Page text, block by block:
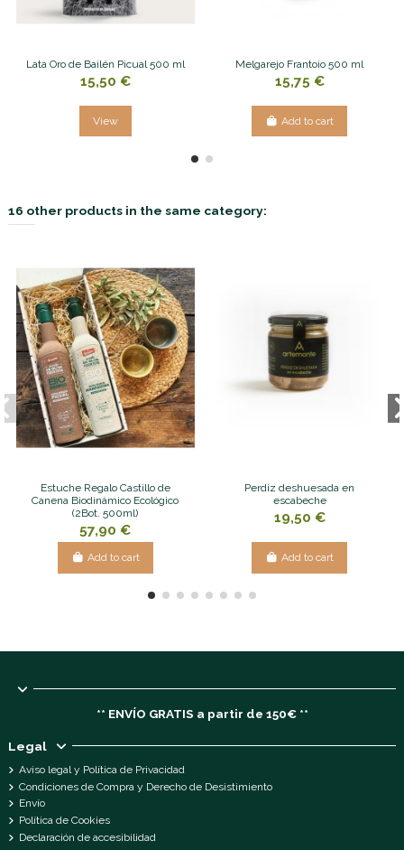
Lata Oro de Bailén Picual 500 ml
15,50 €
View
Melgarejo Frantoio 500 ml
15,75 €
Add to cart
16 other products in the same category:
Estuche Regalo Castillo de
Canena Biodinámico Ecológico
(2Bot. 500ml)
57,90 €
Add to cart
Perdiz deshuesada en
escabeche
19,50 €
Add to cart
** ENVÍO GRATIS a partir de 150€ **
Legal
Aviso legal y Política de Privacidad
Condiciones de Compra y Derecho de Desistimiento
Envío
Política de Cookies
Declaración de accesibilidad